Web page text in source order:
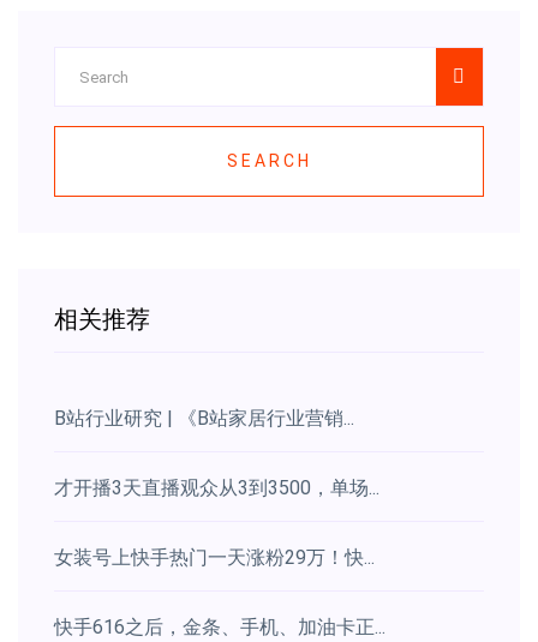
SEARCH
相关推荐
B站行业研究 | 《B站家居行业营销...
才开播3天直播观众从3到3500，单场...
女装号上快手热门一天涨粉29万！快...
快手616之后，金条、手机、加油卡正...